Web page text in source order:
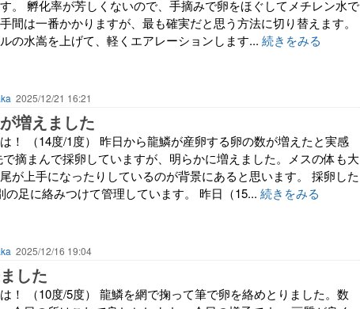
。 孵化率が芳しくないので、手摘みで卵をほぐしてメチレン水で
間は一番かかりますが、最も確実だと思う方法に切り替えます。
の水嵩を上げて、軽くエアレーションします... 続きをみる
2025/12/21 16:21
増えました
！ （14度/1度） 昨日から龍鱗が産卵する卵の数が増えたと実感
で摘まんで採卵していますが、明らかに増えました。メスの体も大
が上手になったりしているのが背景にあると思います。 採卵した
の足に絡みつけて管理しています。 昨日（15... 続きをみる
2025/12/16 19:04
した
！ （10度/5度） 龍鱗を網で掬って筆で卵を絡めとりました。数